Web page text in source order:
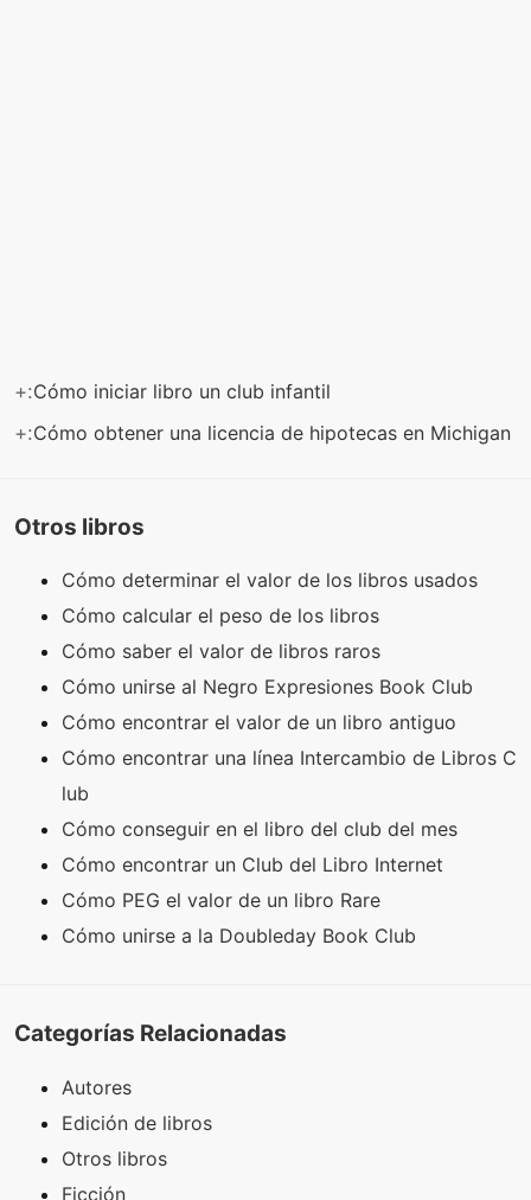
+:Cómo iniciar libro un club infantil
+:Cómo obtener una licencia de hipotecas en Michigan
Otros libros
Cómo determinar el valor de los libros usados ​​
Cómo calcular el peso de los libros
Cómo saber el valor de libros raros
Cómo unirse al Negro Expresiones Book Club
Cómo encontrar el valor de un libro antiguo
Cómo encontrar una línea Intercambio de Libros C
lub
Cómo conseguir en el libro del club del mes
Cómo encontrar un Club del Libro Internet
Cómo PEG el valor de un libro Rare
Cómo unirse a la Doubleday Book Club
Categorías Relacionadas
Autores
Edición de libros
Otros libros
Ficción